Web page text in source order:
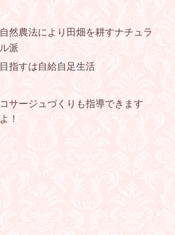
自然農法により田畑を耕すナチュラ
ル派
目指すは自給自足生活
コサージュづくりも指導できます
よ！